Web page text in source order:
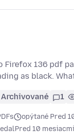
136 pdf
as black.
Archivované 1
opýtané Pred
Pred 10 mesiacmi